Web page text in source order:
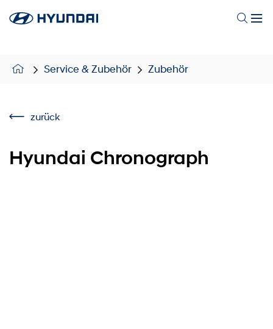
Service & Zubehör Zubehör
zurück
Hyundai Chronograph